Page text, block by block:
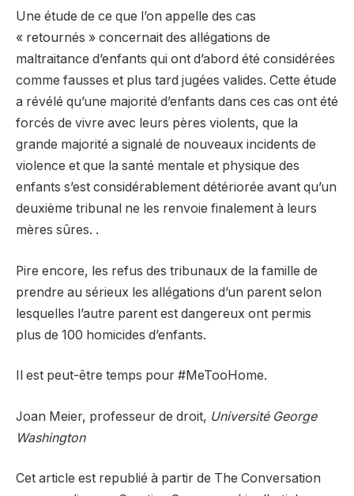
Une étude de ce que l’on appelle des cas
« retournés » concernait des allégations de
maltraitance d’enfants qui ont d’abord été considérées
comme fausses et plus tard jugées valides. Cette étude
a révélé qu’une majorité d’enfants dans ces cas ont été
forcés de vivre avec leurs pères violents, que la
grande majorité a signalé de nouveaux incidents de
violence et que la santé mentale et physique des
enfants s’est considérablement détériorée avant qu’un
deuxième tribunal ne les renvoie finalement à leurs
mères sûres. .
Pire encore, les refus des tribunaux de la famille de
prendre au sérieux les allégations d’un parent selon
lesquelles l’autre parent est dangereux ont permis
plus de 100 homicides d’enfants.
Il est peut-être temps pour #MeTooHome.
Joan Meier, professeur de droit, Université George
Washington
Cet article est republié à partir de The Conversation